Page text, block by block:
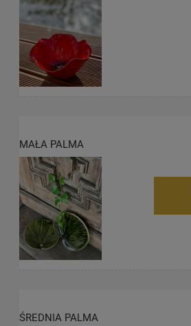
MAŁA PALMA
ŚREDNIA PALMA